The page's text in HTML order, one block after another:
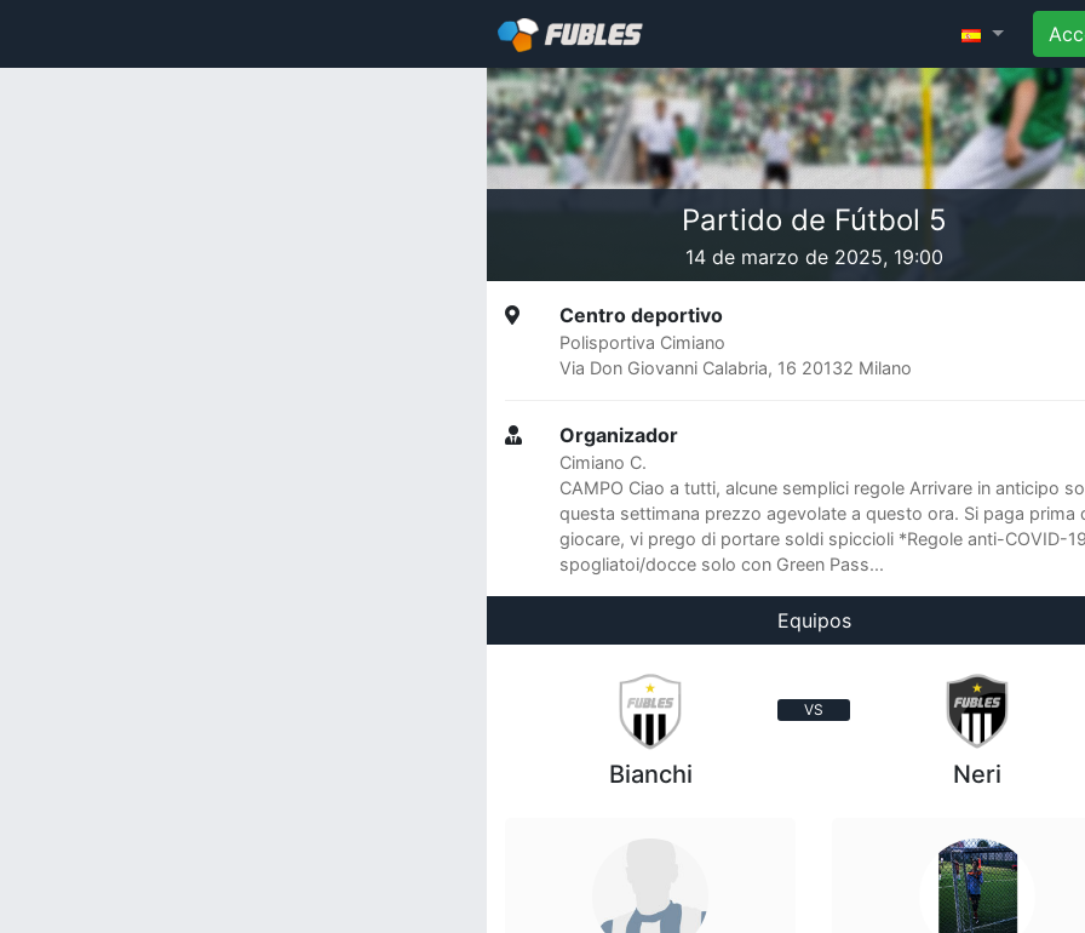
Partido de Fútbol 5
14 de marzo de 2025, 19:00
Centro deportivo
Polisportiva Cimiano
Via Don Giovanni Calabria, 16 20132 Milano
Organizador
Cimiano C.
CAMPO Ciao a tutti, alcune semplici regole Arrivare in anticipo
questa settimana prezzo agevolate a questo ora. Si paga prima
giocare, vi prego di portare soldi spiccioli *Regole anti-COVID-
spogliatoi/docce solo con Green Pass...
Equipos
VS
Bianchi Neri